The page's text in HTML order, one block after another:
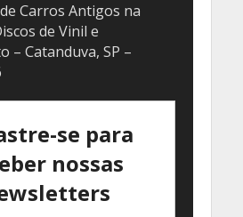
Carros Antigos na
de Vinil e
– Catanduva, SP –